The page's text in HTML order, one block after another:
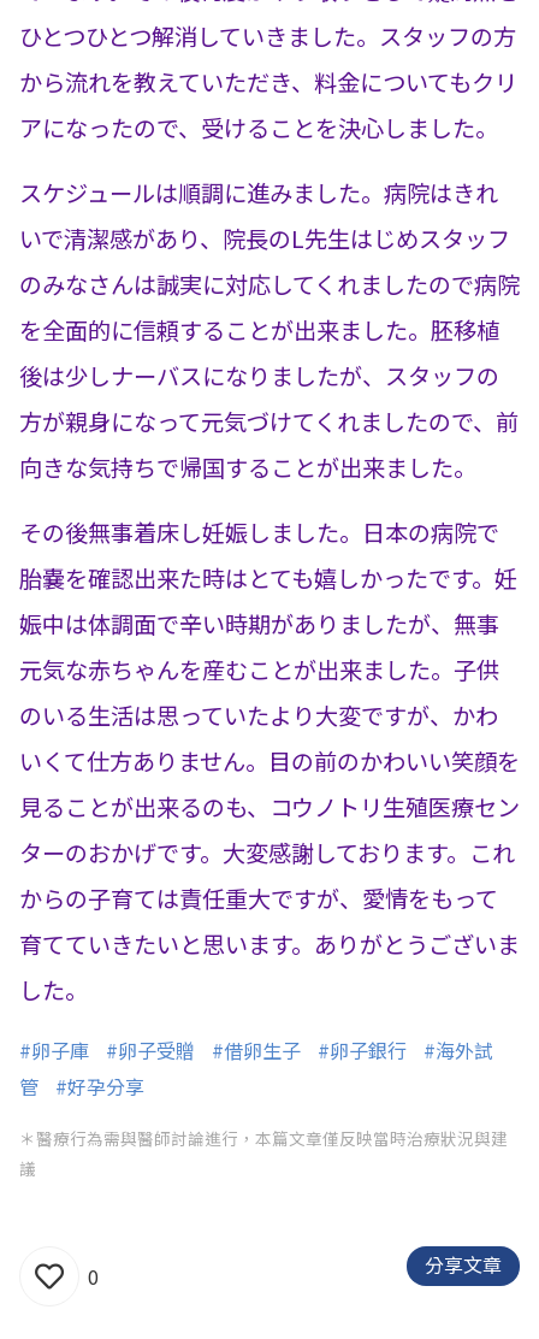
ひとつひとつ解消していきました。スタッフの方
から流れを教えていただき、料金についてもクリ
アになったので、受けることを決心しました。
スケジュールは順調に進みました。病院はきれ
いで清潔感があり、院長のL先生はじめスタッフ
のみなさんは誠実に対応してくれましたので病院
を全面的に信頼することが出来ました。胚移植
後は少しナーバスになりましたが、スタッフの
方が親身になって元気づけてくれましたので、前
向きな気持ちで帰国することが出来ました。
その後無事着床し妊娠しました。日本の病院で
胎嚢を確認出来た時はとても嬉しかったです。妊
娠中は体調面で辛い時期がありましたが、無事
元気な赤ちゃんを産むことが出来ました。子供
のいる生活は思っていたより大変ですが、かわ
いくて仕方ありません。目の前のかわいい笑顔を
見ることが出来るのも、コウノトリ生殖医療セン
ターのおかげです。大変感謝しております。これ
からの子育ては責任重大ですが、愛情をもって
育てていきたいと思います。ありがとうございま
した。
#卵子庫 #卵子受贈 #借卵生子 #卵子銀行
#海外試
管
#好孕分享
＊醫療行為需與醫師討論進行，本篇文章僅反映當時治療狀況與建
議
0 分享文章